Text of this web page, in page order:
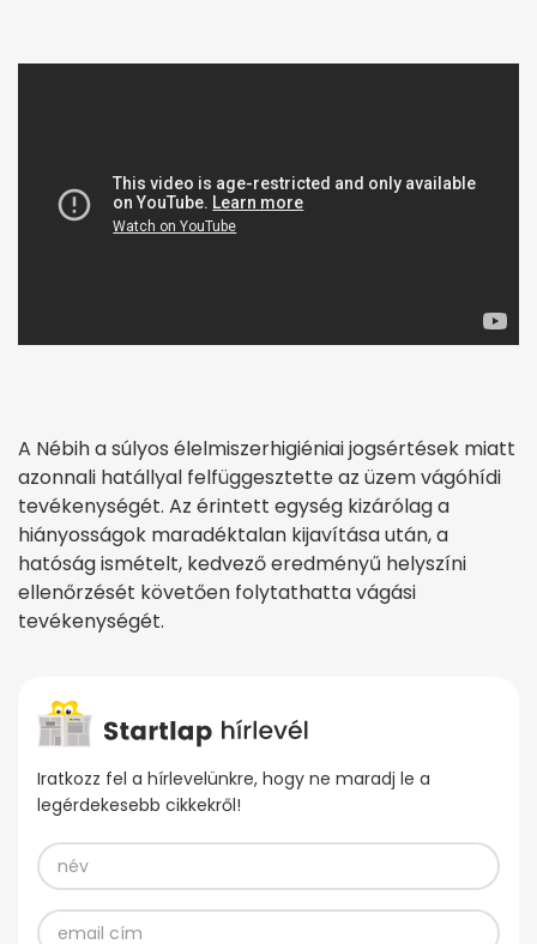
A Nébih a súlyos élelmiszerhigiéniai jogsértések miatt
azonnali hatállyal felfüggesztette az üzem vágóhídi
tevékenységét. Az érintett egység kizárólag a
hiányosságok maradéktalan kijavítása után, a
hatóság ismételt, kedvező eredményű helyszíni
ellenőrzését követően folytathatta vágási
tevékenységét.
Iratkozz fel a hírlevelünkre, hogy ne maradj le a
legérdekesebb cikkekről!